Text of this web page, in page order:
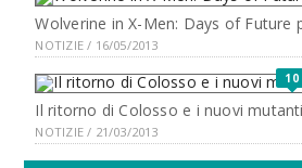
Wolverine in X-Men: Days of Future
NOTIZIE / 16/05/2013
10
Il ritorno di Colosso e i nuovi mutanti
NOTIZIE / 21/03/2013